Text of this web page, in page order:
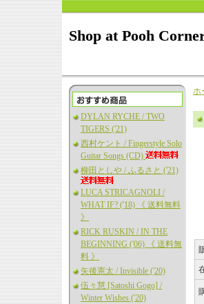
Shop at Pooh
DYLAN RYCHE / TWO
TIGERS ('21)
西村ケント / Fingerstyle Solo
Guitar Songs (CD)
柳田としや / ふるさと ('21)
LUCA STRICAGNOLI /
WHAT IF? ('18) 《 送料無料
》
RICK RUSKIN / IN THE
BEGINNING ('06) 《 送料無
料 》
矢後憲太 / Invisible ('20)
伍々慧 [Satoshi Gogo] /
Winter Wishes ('20)
ホ